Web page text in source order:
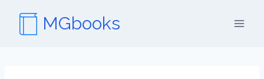
содержимому
MGbooks